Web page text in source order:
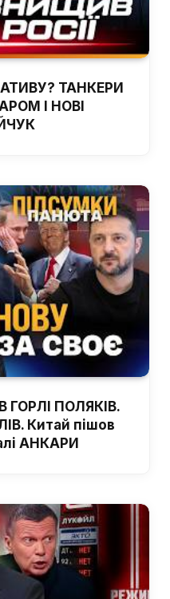
ТАНКЕРИ
І НОВІ
ГОРЛІ ПОЛЯКІВ.
Китай пішов
АНКАРИ